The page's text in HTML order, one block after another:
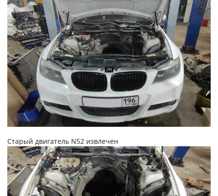
Старый двигатель N52 извлечен